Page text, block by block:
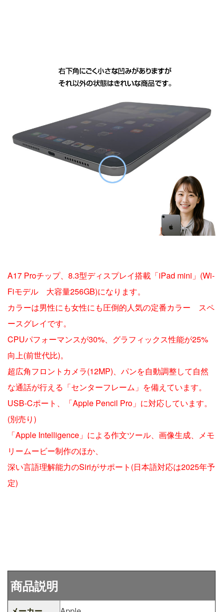
A17 Proチップ、8.3型ディスプレイ搭載「iPad mini」(Wi-
Fiモデル 大容量256GB)になります。
カラーは男性にも女性にも圧倒的人気の定番カラー スペ
ースグレイです。
CPUパフォーマンスが30%、グラフィックス性能が25%
向上(前世代比)。
超広角フロントカメラ(12MP)、パンを自動調整して自然
な通話が行える「センターフレーム」を備えています。
USB-Cポート、「Apple Pencil Pro」に対応しています。
(別売り)
「Apple Intelligence」による作文ツール、画像生成、メモ
リームービー制作のほか、
深い言語理解能力のSiriがサポート(日本語対応は2025年予
定)
商品説明